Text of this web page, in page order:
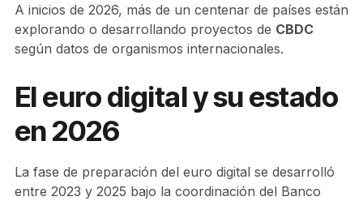
A inicios de 2026, más de un centenar de países están
explorando o desarrollando proyectos de CBDC
según datos de organismos internacionales.
El euro digital y su estado
en 2026
La fase de preparación del euro digital se desarrolló
entre 2023 y 2025 bajo la coordinación del Banco